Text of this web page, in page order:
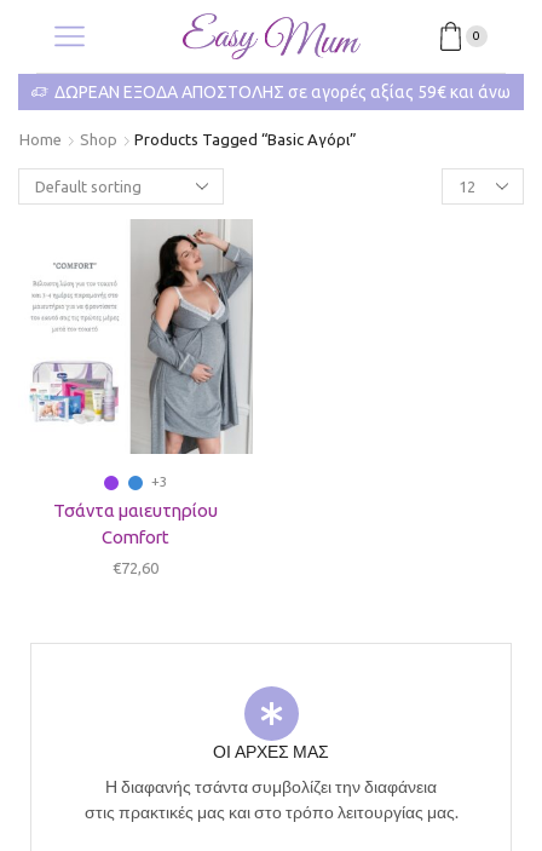
0
ΔΩΡΕΑΝ ΕΞΟΔΑ ΑΠΟΣΤΟΛΗΣ σε αγορές αξίας 59€ και άνω
Home Shop Products Tagged “Βasic Αγόρι”
+3
Τσάντα μαιευτηρίου
Comfort
€72,60
ΟΙ ΑΡΧΕΣ ΜΑΣ
Η διαφανής τσάντα συμβολίζει την διαφάνεια
στις πρακτικές μας και στο τρόπο λειτουργίας μας.